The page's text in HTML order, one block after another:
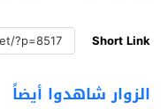
Short Link
الزوار شاهدوا أيضاً